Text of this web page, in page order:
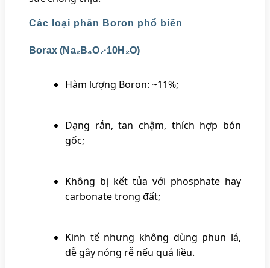
Các loại phân Boron phổ biến
Borax (Na₂B₄O₇·10H₂O)
Hàm lượng Boron: ~11%;
Dạng rắn, tan chậm, thích hợp bón
gốc;
Không bị kết tủa với phosphate hay
carbonate trong đất;
Kinh tế nhưng không dùng phun lá,
dễ gây nóng rễ nếu quá liều.